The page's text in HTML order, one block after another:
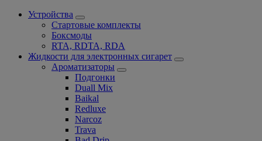
Устройства
Стартовые комплекты
Боксмоды
RTA, RDTA, RDA
Жидкости для электронных сигарет
Ароматизаторы
Подгонки
Duall Mix
Baikal
Redluxe
Narcoz
Trava